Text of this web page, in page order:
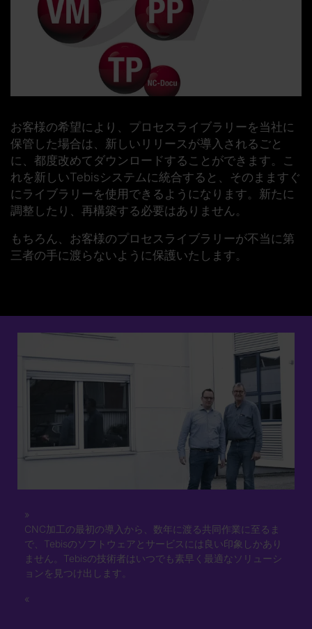
お客様の希望により、 プロセスライブラリーを当社に
保管した場合は、新しいリリースが導入されるごと
に、 都度改めてダウンロードすることができます。こ
れを新しいTebisシステムに統合すると、そのまますぐ
にライブラリーを使用できるようになります。新たに
調整したり、再構築する必要はありません。
もちろん、お客様のプロセスライブラリーが不当に第
三者の手に渡らないように保護いたします。
CNC加工の最初の導入から、数年に渡る共同作業に至るま
で、Tebisのソフトウェアとサービスには良い印象しかあり
ません。Tebisの技術者はいつでも素早く最適なソリューシ
ョンを見つけ出します。